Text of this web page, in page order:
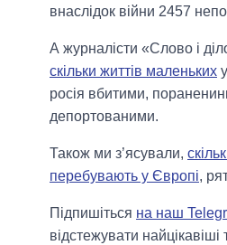
внаслідок війни 2457
А журналісти «Слово і
скільки життів маленьких
росія вбитими,
депортованими.
Також ми з’ясували,
перебувають у Європі,
Підпишіться на наш
відстежувати найцікавіші